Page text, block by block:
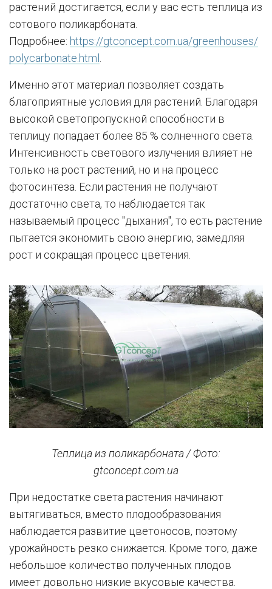
растений достигается, если у вас есть теплица из
сотового поликарбоната.
Подробнее: https://gtconcept.com.ua/greenhouses/
polycarbonate.html
Именно этот материал позволяет создать
благоприятные условия для растений. Благодаря
высокой светопропускной способности в
теплицу попадает более 85 % солнечного света.
Интенсивность светового излучения влияет не
только на рост растений, но и на процесс
фотосинтеза. Если растения не получают
достаточно света, то наблюдается так
называемый процесс "дыхания", то есть растение
пытается экономить свою энергию, замедляя
рост и сокращая процесс цветения.
Теплица из поликарбоната / Фото:
gtconcept.com.ua
При недостатке света растения начинают
вытягиваться, вместо плодообразования
наблюдается развитие цветоносов, поэтому
урожайность резко снижается. Кроме того, даже
небольшое количество полученных плодов
имеет довольно низкие вкусовые качества.